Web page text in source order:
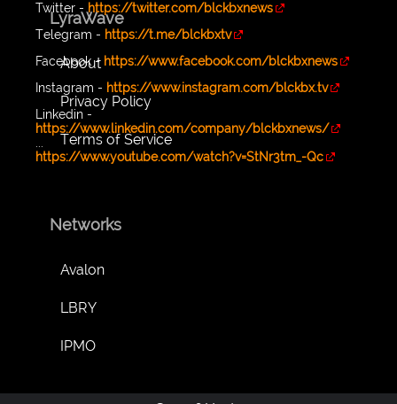
Twitter -https://twitter.com/blckbxnews
Telegram - https://t.me/blckbxtv
Facebook - https://www.facebook.com/blckbxnews
Instagram - https://www.instagram.com/blckbx.tv
Linkedin -
https://www.linkedin.com/company/blckbxnews/
...
https://www.youtube.com/watch?v=StNr3tm_-Qc
LyraWave
About
Privacy Policy
Terms of Service
Networks
Avalon
LBRY
IPMO